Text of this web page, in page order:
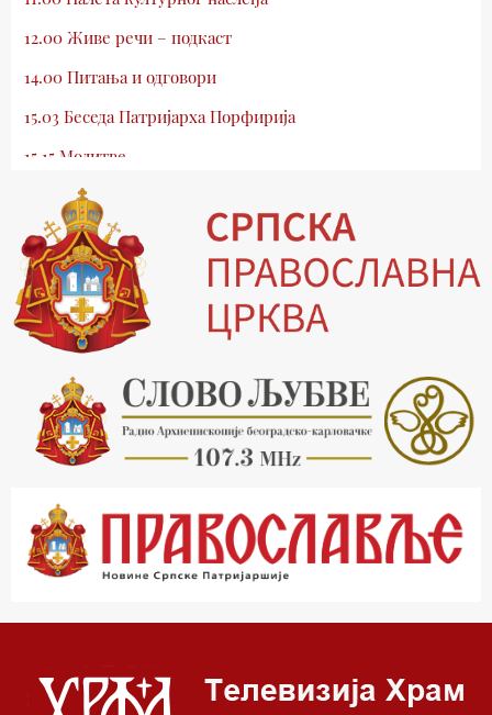
12.00 Живе речи – подкаст
14.00 Питања и одговори
15.03 Беседа Патријарха Порфирија
15.15 Молитве
15.30 Млади у Цркви
16.03 Српски јерарси
16.30 Хроника Архиепископије
17.03 Фолклор магазин
17.30 Тврђаве Дунава
18.03 Кроз историју Београда
18.30 Врлинослов
19.40 Вечерње молитве
20.00 Вести из Цркве
20.15 Реч Архијереја
00.03 Црквена предавања и трибине